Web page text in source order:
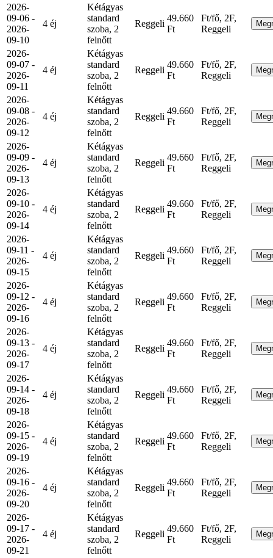
2026-
09-06 -
2026-
09-10
4 éj
Kétágyas
standard
szoba, 2
felnőtt
Reggeli
49.660
Ft
Ft/fő, 2F,
Reggeli
2026-
09-07 -
2026-
09-11
4 éj
Kétágyas
standard
szoba, 2
felnőtt
Reggeli
49.660
Ft
Ft/fő, 2F,
Reggeli
2026-
09-08 -
2026-
09-12
4 éj
Kétágyas
standard
szoba, 2
felnőtt
Reggeli
49.660
Ft
Ft/fő, 2F,
Reggeli
2026-
09-09 -
2026-
09-13
4 éj
Kétágyas
standard
szoba, 2
felnőtt
Reggeli
49.660
Ft
Ft/fő, 2F,
Reggeli
2026-
09-10 -
2026-
09-14
4 éj
Kétágyas
standard
szoba, 2
felnőtt
Reggeli
49.660
Ft
Ft/fő, 2F,
Reggeli
2026-
09-11 -
2026-
09-15
4 éj
Kétágyas
standard
szoba, 2
felnőtt
Reggeli
49.660
Ft
Ft/fő, 2F,
Reggeli
2026-
09-12 -
2026-
09-16
4 éj
Kétágyas
standard
szoba, 2
felnőtt
Reggeli
49.660
Ft
Ft/fő, 2F,
Reggeli
2026-
09-13 -
2026-
09-17
4 éj
Kétágyas
standard
szoba, 2
felnőtt
Reggeli
49.660
Ft
Ft/fő, 2F,
Reggeli
2026-
09-14 -
2026-
09-18
4 éj
Kétágyas
standard
szoba, 2
felnőtt
Reggeli
49.660
Ft
Ft/fő, 2F,
Reggeli
2026-
09-15 -
2026-
09-19
4 éj
Kétágyas
standard
szoba, 2
felnőtt
Reggeli
49.660
Ft
Ft/fő, 2F,
Reggeli
2026-
09-16 -
2026-
09-20
4 éj
Kétágyas
standard
szoba, 2
felnőtt
Reggeli
49.660
Ft
Ft/fő, 2F,
Reggeli
2026-
09-17 -
2026-
09-21
4 éj
Kétágyas
standard
szoba, 2
felnőtt
Reggeli
49.660
Ft
Ft/fő, 2F,
Reggeli